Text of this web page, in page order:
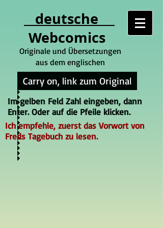
deutsche
Webcomics
Originale und Übersetzungen
aus dem englischen
Carry on, link zum Original
Im gelben Feld Zahl eingeben, dann
Enter. Oder auf die Pfeile klicken.
Ich empfehle, zuerst das Vorwort von
Freds Tagebuch zu lesen.